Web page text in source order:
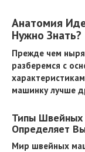
Анатомия
Нужно Знать?
Прежде чем
разберемся с
машинку лучше
Типы
Определяет
Мир швейных